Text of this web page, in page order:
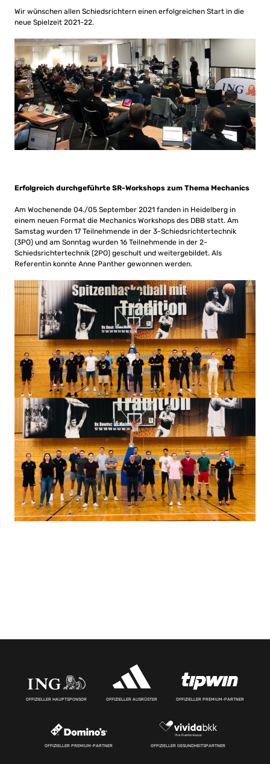
Wir wünschen allen Schiedsrichtern einen erfolgreichen Start in die
neue Spielzeit 2021-22.
Erfolgreich durchgeführte SR-Workshops zum Thema Mechanics
Am Wochenende 04./05 September 2021 fanden in Heidelberg in
einem neuen Format die Mechanics Workshops des DBB statt. Am
Samstag wurden 17 Teilnehmende in der 3-Schiedsrichtertechnik
(3PO) und am Sonntag wurden 16 Teilnehmende in der 2-
Schiedsrichtertechnik (2PO) geschult und weitergebildet. Als
Referentin konnte Anne Panther gewonnen werden.
OFFIZIELLER HAUPTSPONSOR OFFIZIELLER AUSRÜSTER OFFIZIELLER PREMIUM-PARTNER
OFFIZIELLER PREMIUM-PARTNER OFFIZIELLER GESUNDHEITSPARTNER